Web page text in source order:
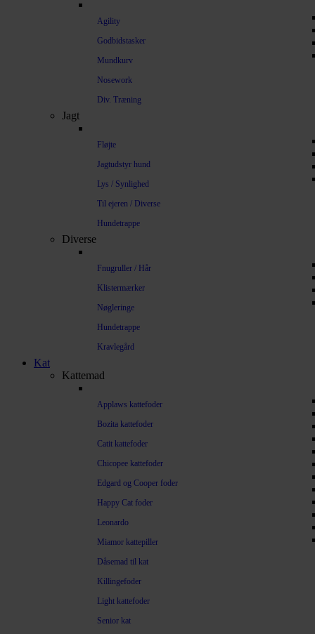
Agility
Godbidstasker
Mundkurv
Nosework
Div. Træning
Jagt
Fløjte
Jagtudstyr hund
Lys / Synlighed
Til ejeren / Diverse
Hundetrappe
Diverse
Fnugruller / Hår
Klistermærker
Nøgleringe
Hundetrappe
Kravlegård
Kat
Kattemad
Applaws kattefoder
Bozita kattefoder
Catit kattefoder
Chicopee kattefoder
Edgard og Cooper foder
Happy Cat foder
Leonardo
Miamor kattepiller
Dåsemad til kat
Killingefoder
Light kattefoder
Senior kat